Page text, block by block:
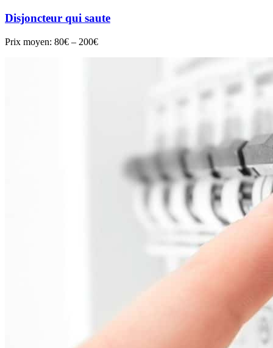
Disjoncteur qui saute
Prix moyen: 80€ – 200€